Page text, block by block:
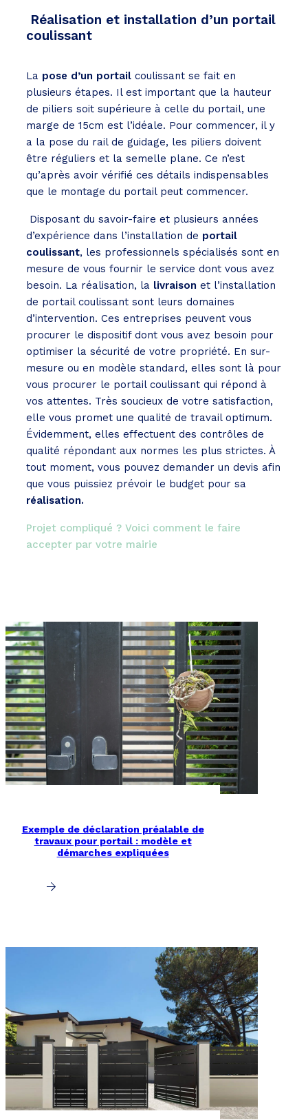
Réalisation et installation d’un portail
coulissant
La pose d’un portail coulissant se fait en
plusieurs étapes. Il est important que la hauteur
de piliers soit supérieure à celle du portail, une
marge de 15cm est l’idéale. Pour commencer, il y
a la pose du rail de guidage, les piliers doivent
être réguliers et la semelle plane. Ce n’est
qu’après avoir vérifié ces détails indispensables
que le montage du portail peut commencer.
Disposant du savoir-faire et plusieurs années
d’expérience dans l’installation de portail
coulissant, les professionnels spécialisés sont en
mesure de vous fournir le service dont vous avez
besoin. La réalisation, la livraison et l’installation
de portail coulissant sont leurs domaines
d’intervention. Ces entreprises peuvent vous
procurer le dispositif dont vous avez besoin pour
optimiser la sécurité de votre propriété. En sur-
mesure ou en modèle standard, elles sont là pour
vous procurer le portail coulissant qui répond à
vos attentes. Très soucieux de votre satisfaction,
elle vous promet une qualité de travail optimum.
Évidemment, elles effectuent des contrôles de
qualité répondant aux normes les plus strictes. À
tout moment, vous pouvez demander un devis afin
que vous puissiez prévoir le budget pour sa
réalisation.
Projet compliqué ? Voici comment le faire
accepter par votre mairie
Exemple de déclaration préalable de
travaux pour portail : modèle et
démarches expliquées